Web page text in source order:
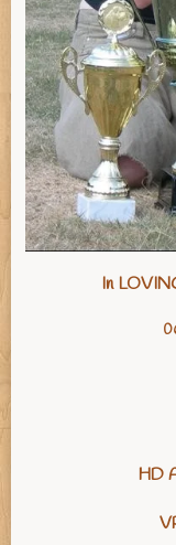
In
HD